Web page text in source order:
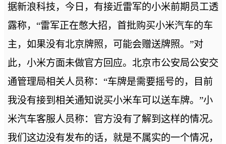
据新浪科技，今日，有接近雷军的小米前期员工透
露称，“雷军正在憋大招，首批购买小米汽车的车
主，如果没有北京牌照，可能会赠送牌照。”对
此，小米方面未做官方回应。北京市公安局公安交
通管理局相关人员称：“车牌是需要摇号的，目前
我没有接到相关通知说买小米车可以送车牌。”小
米汽车客服人员称：官方没有了解到这样的情况。
我们这边没有发布的话，就是不属实的一个情况，